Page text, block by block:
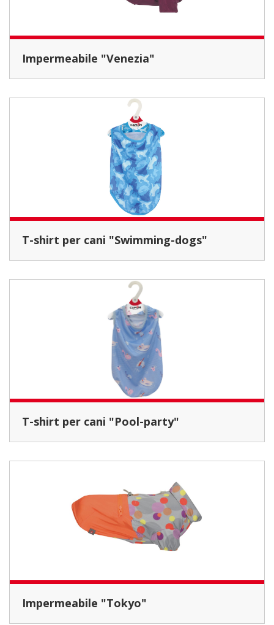
Impermeabile "Venezia"
T-shirt per cani "Swimming-dogs"
T-shirt per cani "Pool-party"
Impermeabile "Tokyo"